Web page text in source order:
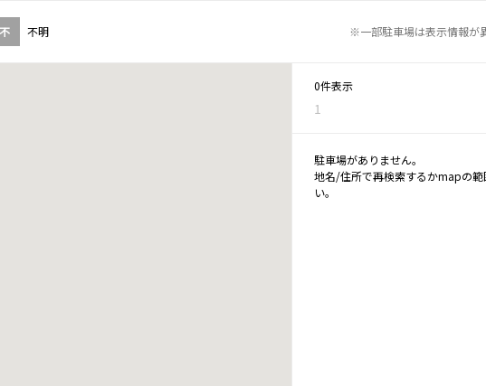
不 不明 ※一部駐車場は表示情報が
0件表示
1
駐車場がありません。
地名/住所で再検索するかmapの範
い。